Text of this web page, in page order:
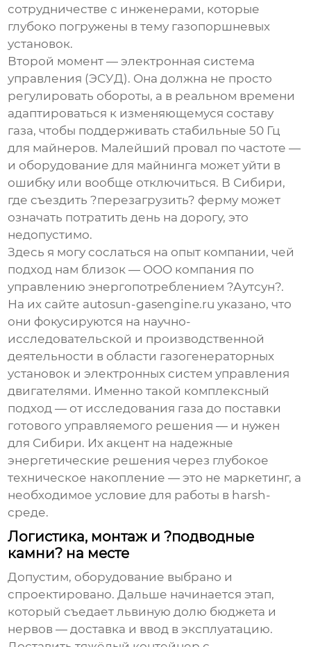
сотрудничестве с инженерами, которые
глубоко погружены в тему газопоршневых
установок.
Второй момент — электронная система
управления (ЭСУД). Она должна не просто
регулировать обороты, а в реальном времени
адаптироваться к изменяющемуся составу
газа, чтобы поддерживать стабильные 50 Гц
для майнеров. Малейший провал по частоте —
и оборудование для майнинга может уйти в
ошибку или вообще отключиться. В Сибири,
где съездить ?перезагрузить? ферму может
означать потратить день на дорогу, это
недопустимо.
Здесь я могу сослаться на опыт компании, чей
подход нам близок — OOO компания по
управлению энергопотреблением ?Аутсун?.
На их сайте autosun-gasengine.ru указано, что
они фокусируются на научно-
исследовательской и производственной
деятельности в области газогенераторных
установок и электронных систем управления
двигателями. Именно такой комплексный
подход — от исследования газа до поставки
готового управляемого решения — и нужен
для Сибири. Их акцент на надежные
энергетические решения через глубокое
техническое накопление — это не маркетинг, а
необходимое условие для работы в harsh-
среде.
Логистика, монтаж и ?подводные
камни? на месте
Допустим, оборудование выбрано и
спроектировано. Дальше начинается этап,
который съедает львиную долю бюджета и
нервов — доставка и ввод в эксплуатацию.